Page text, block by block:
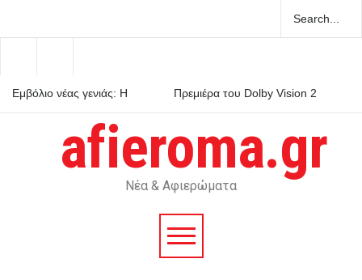
Εμβόλιο νέας γενιάς: Η
Πρεμιέρα του Dolby Vision 2
Ελάχιστη Βάση Εισαγωγής:
πώς λειτουργεί στην πράξη
afieroma.gr
Νέα & Αφιερώματα